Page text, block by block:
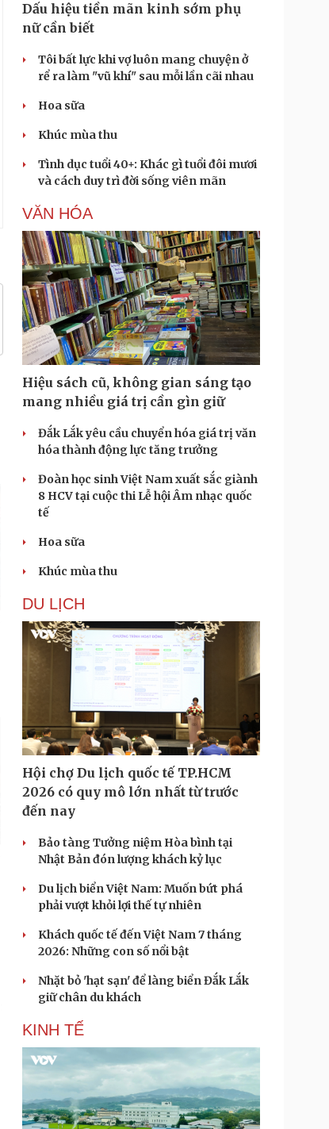
Dấu hiệu tiền mãn kinh sớm phụ
nữ cần biết
Tôi bất lực khi vợ luôn mang chuyện ở
rể ra làm "vũ khí" sau mỗi lần cãi nhau
Hoa sữa
Khúc mùa thu
Tình dục tuổi 40+: Khác gì tuổi đôi mươi
và cách duy trì đời sống viên mãn
VĂN HÓA
Hiệu sách cũ, không gian sáng tạo
mang nhiều giá trị cần gìn giữ
Đắk Lắk yêu cầu chuyển hóa giá trị văn
hóa thành động lực tăng trưởng
Đoàn học sinh Việt Nam xuất sắc giành
8 HCV tại cuộc thi Lễ hội Âm nhạc quốc
tế
Hoa sữa
Khúc mùa thu
DU LỊCH
Hội chợ Du lịch quốc tế TP.HCM
2026 có quy mô lớn nhất từ trước
đến nay
Bảo tàng Tưởng niệm Hòa bình tại
Nhật Bản đón lượng khách kỷ lục
Du lịch biển Việt Nam: Muốn bứt phá
phải vượt khỏi lợi thế tự nhiên
Khách quốc tế đến Việt Nam 7 tháng
2026: Những con số nổi bật
Nhặt bỏ 'hạt sạn' để làng biển Đắk Lắk
giữ chân du khách
KINH TẾ